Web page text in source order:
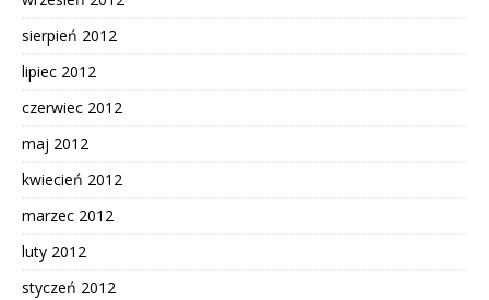
sierpień 2012
lipiec 2012
czerwiec 2012
maj 2012
kwiecień 2012
marzec 2012
luty 2012
styczeń 2012